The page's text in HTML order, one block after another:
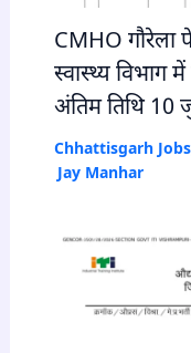
CMHO गौरेला
स्वास्थ्य विभाग में
अंतिम तिथि 10
Chhattisgarh Jobs
Jay Manhar